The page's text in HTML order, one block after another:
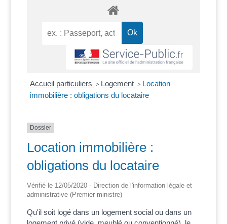
Accueil particuliers > Logement > Location
immobilière : obligations du locataire
Dossier
Location immobilière :
obligations du locataire
Vérifié le 12/05/2020 - Direction de l'information légale et
administrative (Premier ministre)
Qu'il soit logé dans un logement social ou dans un